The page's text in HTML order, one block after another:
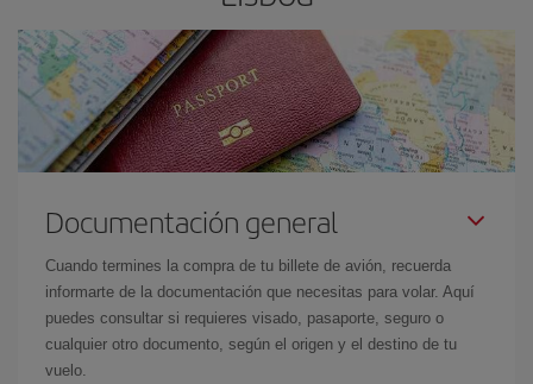
Documentación general
Cuando termines la compra de tu billete de avión, recuerda
informarte de la documentación que necesitas para volar. Aquí
puedes consultar si requieres visado, pasaporte, seguro o
cualquier otro documento, según el origen y el destino de tu
vuelo.